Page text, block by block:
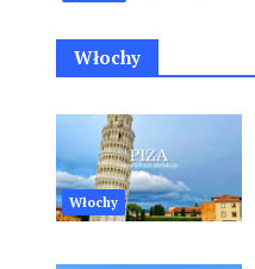
Włochy
Włochy